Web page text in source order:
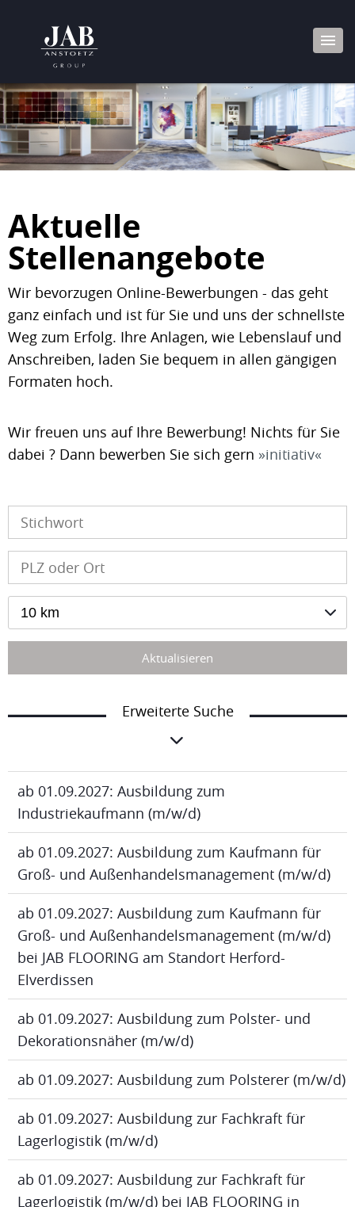
Aktuelle
Stellenangebote
Wir bevorzugen Online-Bewerbungen - das geht
ganz einfach und ist für Sie und uns der schnellste
Weg zum Erfolg. Ihre Anlagen, wie Lebenslauf und
Anschreiben, laden Sie bequem in allen gängigen
Formaten hoch.
Wir freuen uns auf Ihre Bewerbung! Nichts für Sie
dabei ? Dann bewerben Sie sich gern
initiativ
10 km
Aktualisieren
Erweiterte Suche
ab 01.09.2027: Ausbildung zum
Industriekaufmann (m/w/d)
ab 01.09.2027: Ausbildung zum Kaufmann für
Groß- und Außenhandelsmanagement (m/w/d)
ab 01.09.2027: Ausbildung zum Kaufmann für
Groß- und Außenhandelsmanagement (m/w/d)
bei JAB FLOORING am Standort Herford-
Elverdissen
ab 01.09.2027: Ausbildung zum Polster- und
Dekorationsnäher (m/w/d)
ab 01.09.2027: Ausbildung zum Polsterer (m/w/d)
ab 01.09.2027: Ausbildung zur Fachkraft für
Lagerlogistik (m/w/d)
ab 01.09.2027: Ausbildung zur Fachkraft für
Lagerlogistik (m/w/d) bei JAB FLOORING in